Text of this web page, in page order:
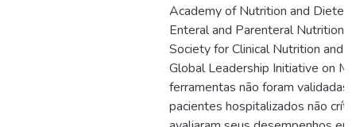
Academy of Nutrition and
Enteral and Parenteral Nutrition
Society for Clinical Nutrition and
Global Leadership Initiative on
ferramentas não foram validadas
pacientes hospitalizados não